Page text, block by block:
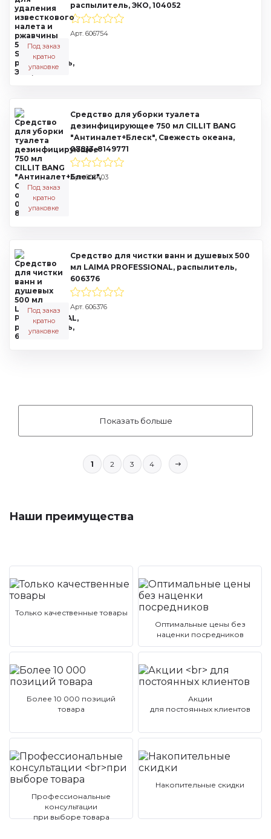
распылитель, ЭКО, 104052
Арт. 606754
Под заказ
кратно
упаковке
Средство для уборки туалета
дезинфицирующее 750 мл CILLIT BANG
"Антиналет+Блеск", Свежесть океана,
07813, 8149771
Арт. 606403
Под заказ
кратно
упаковке
Средство для чистки ванн и душевых 500
мл LAIMA PROFESSIONAL, распылитель,
606376
Арт. 606376
Под заказ
кратно
упаковке
Показать больше
1 2 3 4
Наши преимущества
Только качественные товары
Оптимальные цены без
наценки посредников
Более 10 000 позиций
товара
Акции
для постоянных клиентов
Профессиональные
консультации
при выборе товара
Накопительные скидки